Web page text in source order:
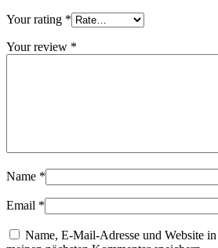
Your rating *
Your review *
Name *
Email *
Name, E-Mail-Adresse und Website